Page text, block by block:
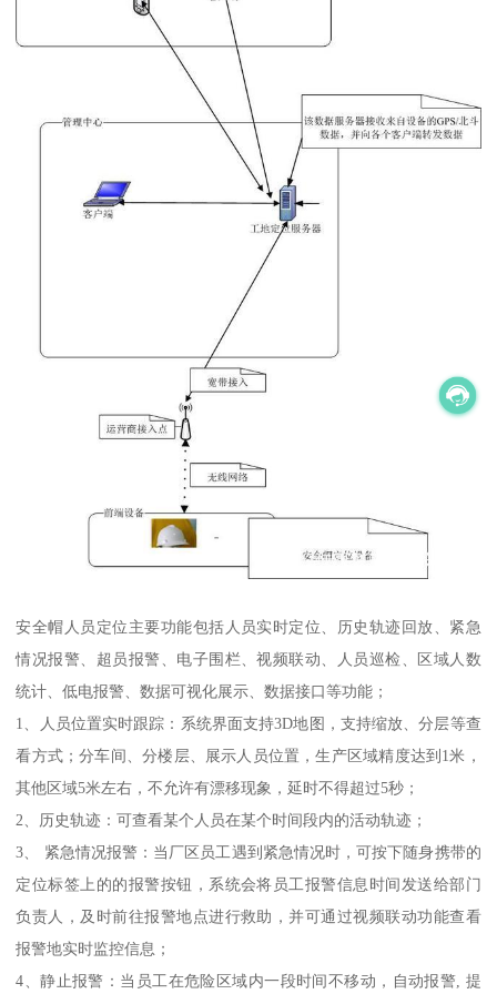
安全帽人员定位主要功能包括人员实时定位、历史轨迹回放、紧急
情况报警、超员报警、电子围栏、视频联动、人员巡检、区域人数
统计、低电报警、数据可视化展示、数据接口等功能；
1、人员位置实时跟踪：系统界面支持3D地图，支持缩放、分层等查
看方式；分车间、分楼层、展示人员位置，生产区域精度达到1米，
其他区域5米左右，不允许有漂移现象，延时不得超过5秒；
2、历史轨迹：可查看某个人员在某个时间段内的活动轨迹；
3、 紧急情况报警：当厂区员工遇到紧急情况时，可按下随身携带的
定位标签上的的报警按钮，系统会将员工报警信息时间发送给部门
负责人，及时前往报警地点进行救助，并可通过视频联动功能查看
报警地实时监控信息；
4、静止报警：当员工在危险区域内一段时间不移动，自动报警, 提